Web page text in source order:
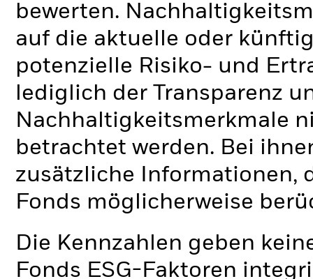
bewerten.
auf die aktuelle oder
potenzielle Risiko- und
lediglich der Transparenz
Nachhaltigkeitsmerkmale
betrachtet werden. Bei
zusätzliche Informationen,
Fonds möglicherweise
Die Kennzahlen geben
Fonds ESG-Faktoren